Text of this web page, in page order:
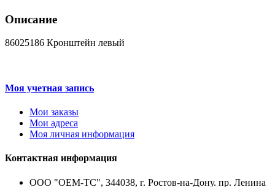
Описание
86025186 Кронштейн левый
Моя учетная запись
Мои заказы
Мои адреса
Моя личная информация
Контактная информация
ООО "ОЕМ-ТС", 344038, г. Ростов-на-Дону. пр. Ленина